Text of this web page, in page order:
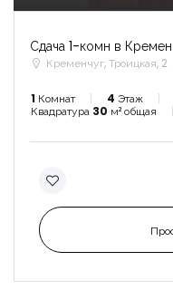
Сдача 1-комн в
Кременчуг, Троицкая, 2
1 Комнат 4 Этаж
Квадратура 30 м² общая